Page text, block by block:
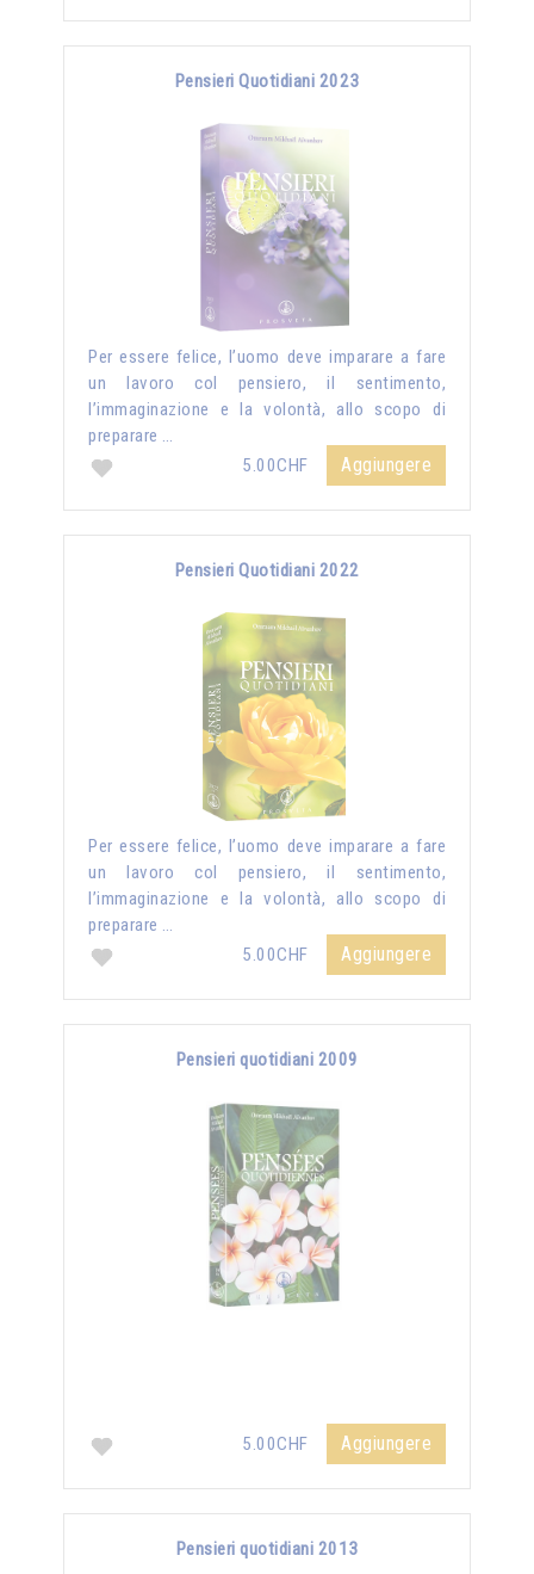
Pensieri Quotidiani 2023
Per essere felice, l’uomo deve imparare a fare
un lavoro col pensiero, il sentimento,
l’immaginazione e la volontà, allo scopo di
preparare …
5.00CHF
Aggiungere
Pensieri Quotidiani 2022
Per essere felice, l’uomo deve imparare a fare
un lavoro col pensiero, il sentimento,
l’immaginazione e la volontà, allo scopo di
preparare …
5.00CHF
Aggiungere
Pensieri quotidiani 2009
5.00CHF Aggiungere
Pensieri quotidiani 2013